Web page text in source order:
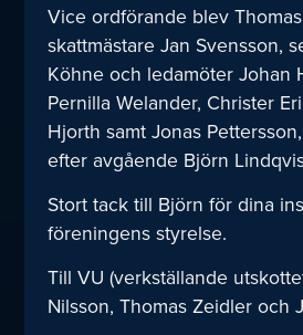
Vice ordförande blev
skattmästare Jan Svensson,
Köhne och ledamöter Johan
Pernilla Welander, Christer
Hjorth samt Jonas
efter avgående Björn
Stort tack till Björn för dina
föreningens styrelse.
Till VU (verkställande
Nilsson, Thomas Zeidler och